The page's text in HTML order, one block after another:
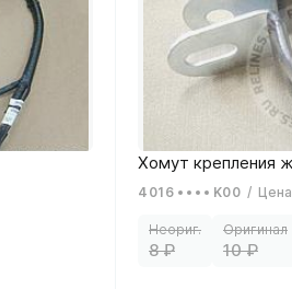
4016 K00 / Цена
8 10